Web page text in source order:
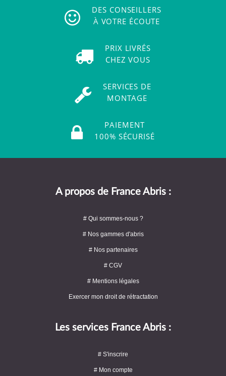
DES CONSEILLERS
À VOTRE ÉCOUTE
PRIX LIVRÉS
CHEZ VOUS
SERVICES DE
MONTAGE
PAIEMENT
100% SÉCURISÉ
A propos de France Abris :
# Qui sommes-nous ?
# Nos gammes d'abris
# Nos partenaires
# CGV
# Mentions légales
Exercer mon droit de rétractation
Les services France Abris :
# S'inscrire
# Mon compte